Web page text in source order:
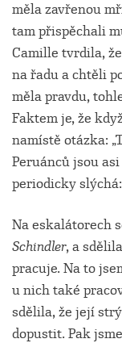
měla zavřenou
tam přispěchali
Camille tvrdila,
na řadu a chtěli
měla pravdu,
Faktem je, že
namístě otázka:
Peruánců jsou
periodicky slýchá:
Na eskalátorech
Schindler, a
pracuje. Na to
u nich také
sdělila, že její
dopustit. Pak